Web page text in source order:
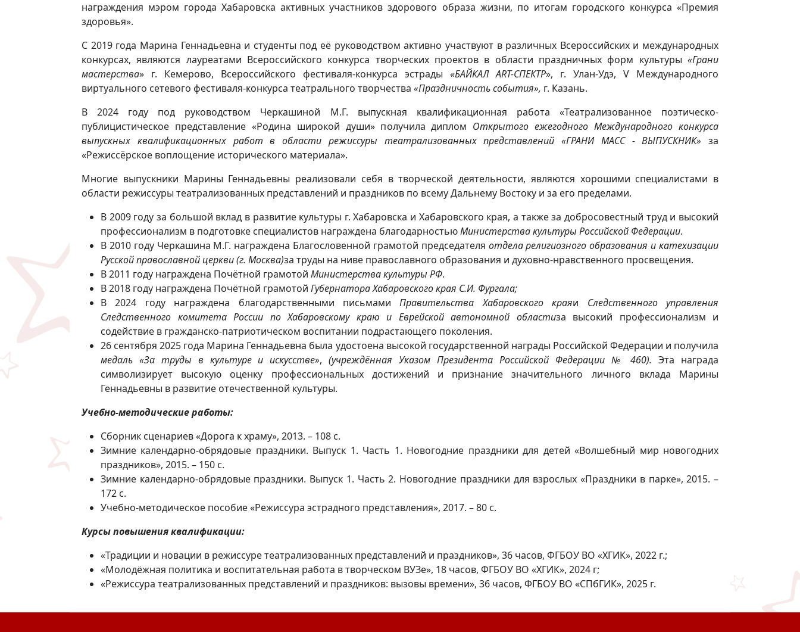
награждения мэром города Хабаровска активных участников здорового образа жизни, по итогам городского конкурса «Премия
здоровья».
С 2019 года Марина Геннадьевна и студенты под её руководством активно участвуют в различных Всероссийских и международных
конкурсах, являются лауреатами Всероссийского конкурса творческих проектов в области праздничных форм культуры «Грани
мастерства» г. Кемерово, Всероссийского фестиваля-конкурса эстрады «БАЙКАЛ ART-СПЕКТР», г. Улан-Удэ, V Международного
виртуального сетевого фестиваля-конкурса театрального творчества «Праздничность события», г. Казань.
В 2024 году под руководством Черкашиной М.Г. выпускная квалификационная работа «Театрализованное поэтическо-
публицистическое представление «Родина широкой души» получила диплом Открытого ежегодного Международного конкурса
выпускных квалификационных работ в области режиссуры театрализованных представлений «ГРАНИ МАСС - ВЫПУСКНИК» за
«Режиссёрское воплощение исторического материала».
Многие выпускники Марины Геннадьевны реализовали себя в творческой деятельности, являются хорошими специалистами в
области режиссуры театрализованных представлений и праздников по всему Дальнему Востоку и за его пределами.
В 2009 году за большой вклад в развитие культуры г. Хабаровска и Хабаровского края, а также за добросовестный труд и высокий
профессионализм в подготовке специалистов награждена благодарностьюМинистерства культуры Российской Федерации.
В 2010 году Черкашина М.Г. награждена Благословенной грамотой председателя отдела религиозного образования и катехизации
Русской православной церкви (г. Москва)за труды на ниве православного образования и духовно-нравственного просвещения.
В 2011 году награждена Почётной грамотой Министерства культуры РФ.
В 2018 году награждена Почётной грамотой Губернатора Хабаровского края С.И. Фургала;
В 2024 году награждена благодарственными письмамиПравительства Хабаровского краяи Следственного управления
Следственного комитета России по Хабаровскому краю и Еврейской автономной областиза высокий профессионализм и
содействие в гражданско-патриотическом воспитании подрастающего поколения.
26 сентября 2025 года Марина Геннадьевна была удостоена высокой государственной награды Российской Федерации и получила
медаль «За труды в культуре и искусстве»,(учреждённая Указом Президента Российской Федерации № 460). Эта награда
символизирует высокую оценку профессиональных достижений и признание значительного личного вклада Марины
Геннадьевны в развитие отечественной культуры.
Учебно-методические работы:
Сборник сценариев «Дорога к храму», 2013. – 108 с.
Зимние календарно-обрядовые праздники. Выпуск 1. Часть 1. Новогодние праздники для детей «Волшебный мир новогодних
праздников», 2015. – 150 с.
Зимние календарно-обрядовые праздники. Выпуск 1. Часть 2. Новогодние праздники для взрослых «Праздники в парке», 2015. –
172 с.
Учебно-методическое пособие «Режиссура эстрадного представления», 2017. – 80 с.
Курсы повышения квалификации:
«Традиции и новации в режиссуре театрализованных представлений и праздников», 36 часов, ФГБОУ ВО «ХГИК», 2022 г.;
«Молодёжная политика и воспитательная работа в творческом ВУЗе», 18 часов, ФГБОУ ВО «ХГИК», 2024 г;
«Режиссура театрализованных представлений и праздников: вызовы времени», 36 часов, ФГБОУ ВО «СПбГИК», 2025 г.